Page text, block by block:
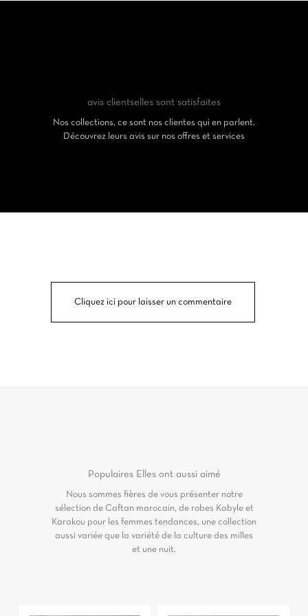
avis clientselles sont satisfaites
Nos collections, ce sont nos clientes qui en parlent.
Découvrez leurs avis sur nos offres et services
Cliquez ici pour laisser un commentaire
Populaires Elles ont aussi aimé
Nous sommes fières de vous présenter notre
sélection de Caftan marocain, de robes Kabyle et
Karakou pour les femmes tendances, une collection
aussi variée que la variété de la culture des milles
et une nuit.